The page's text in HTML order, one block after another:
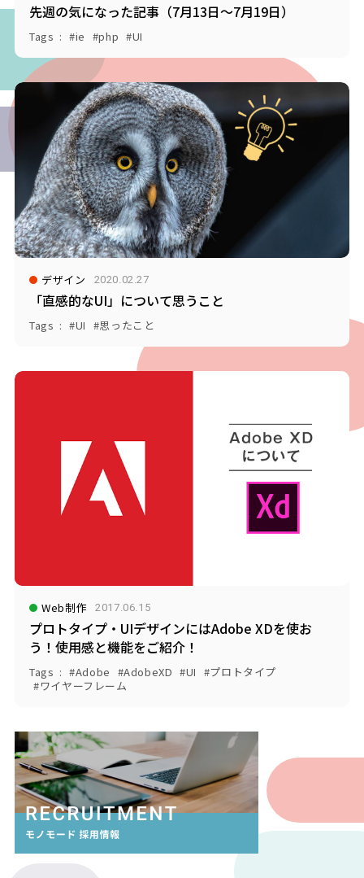
先週の気になった記事（7月13日〜7月19日）
Tags ie php UI
デザイン 2020.02.27
「直感的なUI」について思うこと
Tags UI 思ったこと
Web制作 2017.06.15
プロトタイプ・UIデザインにはAdobe XDを使お
う！使用感と機能をご紹介！
Tags Adobe AdobeXD UI
プロトタイプ
ワイヤーフレーム